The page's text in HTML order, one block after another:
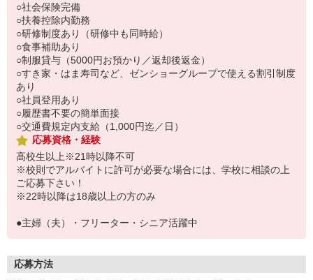
○社会保険完備
○扶養控除内勤務
○研修制度あり（研修中も同時給）
○食事補助あり
○制服貸与（5000円お預かり／返却後返金）
○すき家・はま寿司など、ゼンショーグループで使える割引制度
あり
○社員登用あり
○履歴書不要の簡単面接
○交通費規定内支給（1,000円迄／日）
応募資格・経験
高校生以上※21時以降不可
※校則でアルバイトに許可が必要な場合には、学校に相談の上
ご応募下さい！
※22時以降は18歳以上の方のみ
●主婦（夫）・フリーター・シニア活躍中
応募方法